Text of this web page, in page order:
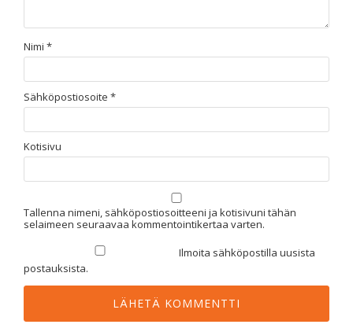
Nimi *
Sähköpostiosoite *
Kotisivu
Tallenna nimeni, sähköpostiosoitteeni ja kotisivuni tähän
selaimeen seuraavaa kommentointikertaa varten.
Ilmoita sähköpostilla uusista
postauksista.